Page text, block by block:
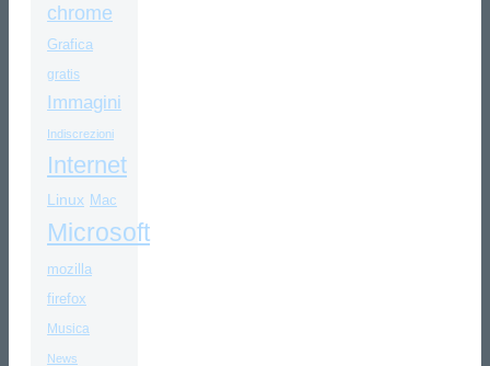
chrome
Grafica
gratis
Immagini
Indiscrezioni
Internet
Linux Mac
Microsoft
mozilla
firefox
Musica
News